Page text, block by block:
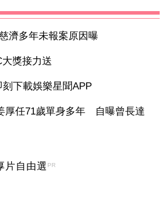
濟多年未報案原因曝
獎接力送
下載娛樂星聞APP
厚任71歲單身多年 自曝曾長達
片自由選 PR